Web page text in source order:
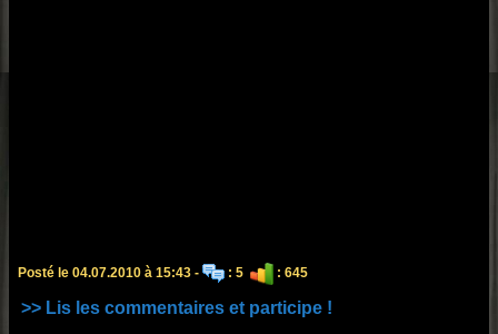
Posté le 04.07.2010 à 15:43 - : 5 : 645
>> Lis les commentaires et participe !